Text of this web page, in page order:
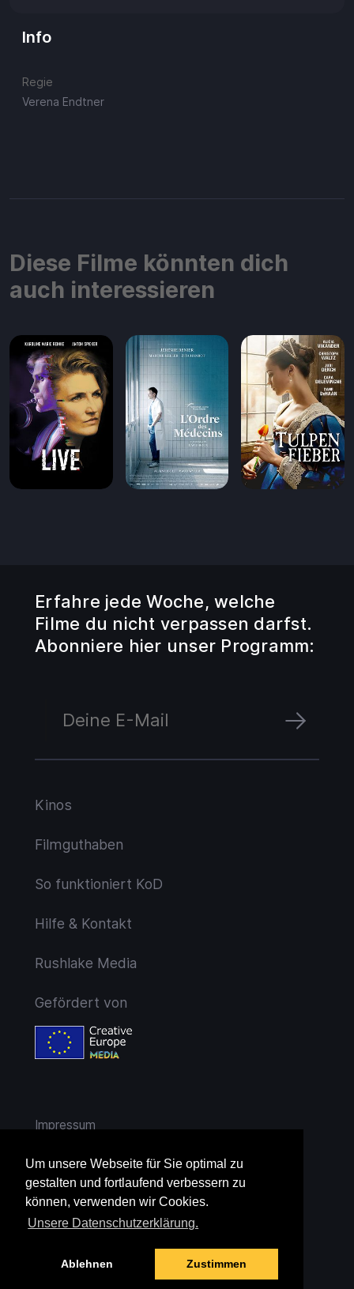
Um unsere Webseite für Sie optimal zu
gestalten und fortlaufend verbessern zu
können, verwenden wir Cookies.
Unsere Datenschutzerklärung.
Ablehnen Zustimmen
Info
Regie
Verena Endtner
Diese Filme könnten dich
auch interessieren
Erfahre jede Woche, welche
Filme du nicht verpassen darfst.
Abonniere hier unser Programm:
Kinos
Filmguthaben
So funktioniert KoD
Hilfe & Kontakt
Rushlake Media
Gefördert von
Impressum
AGB
Widerruf